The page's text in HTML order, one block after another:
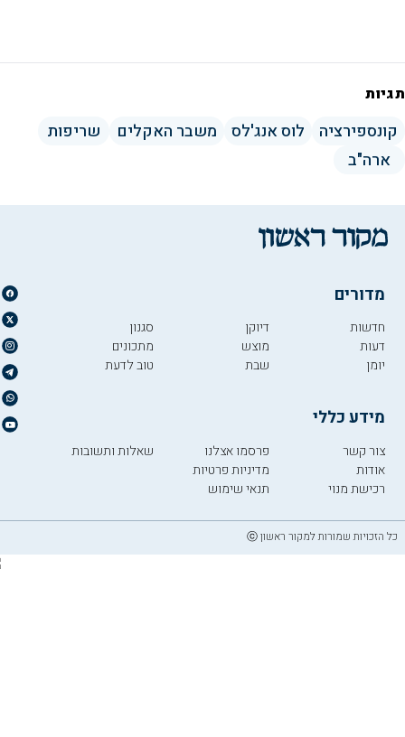
תגיות
קונספירציה לוס אנג'לס משבר האקלים
שריפות
ארה"ב
מדורים
חדשות
דעות
יומן
דיוקן
מוצש
שבת
סגנון
מתכונים
טוב לדעת
מידע כללי
צור קשר
אודות
רכישת מנוי
פרסמו אצלנו
מדיניות פרטיות
תנאי שימוש
שאלות ותשובות
כל הזכויות שמורות למקור ראשון ⓒ